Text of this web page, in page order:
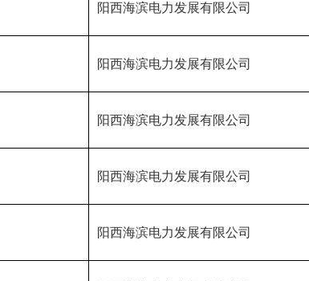
阳西海滨电力发展有限公司
阳西海滨电力发展有限公司
阳西海滨电力发展有限公司
阳西海滨电力发展有限公司
阳西海滨电力发展有限公司